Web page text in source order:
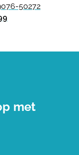
50272
met